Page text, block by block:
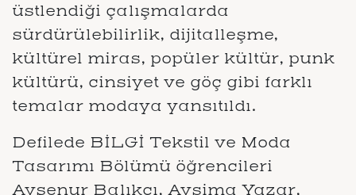
üstlendiği çalışmalarda
sürdürülebilirlik, dijitalleşme,
kültürel miras, popüler kültür, punk
kültürü, cinsiyet ve göç gibi farklı
temalar modaya yansıtıldı.
Defilede BİLGİ Tekstil ve Moda
Tasarımı Bölümü öğrencileri
Ayşenur Balıkçı, Aysima Yazar,